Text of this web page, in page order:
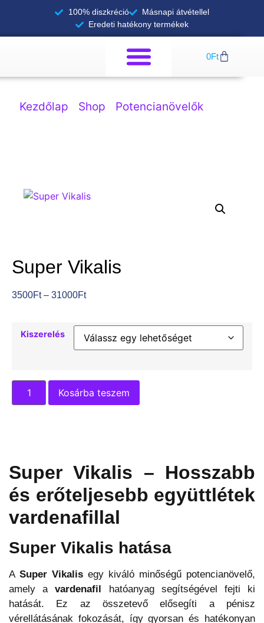
100% diszkréció
Másnapi átvétellel
Eredeti hatékony termékek
0Ft
Kezdőlap Shop Potencianövelők
Super Vikalis
3500Ft – 31000Ft
Kiszerelés
Kosárba teszem
Super Vikalis – Hosszabb
és erőteljesebb együttlétek
vardenafillal
Super Vikalis hatása
A Super Vikalis egy kiváló minőségű potencianövelő,
amely avardenafil hatóanyag segítségével fejti ki
hatását. Ez az összetevő elősegíti a pénisz
vérellátásának fokozását, így gyorsan és hatékonyan